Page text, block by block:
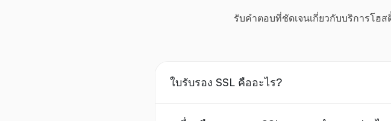
รับคำตอบที่ชัดเจนเกี่ยวกับบริการโฮ
ใบรับรอง SSL คืออะไร?